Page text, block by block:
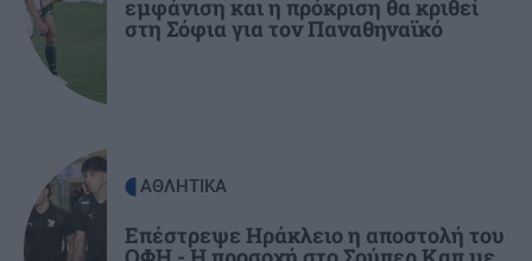
22:10
ΑΘΛΗΤΙΚΑ
Ανατροπή με Γιάννη Αντετοκούνμπο στην
Εθνική ομάδα μπάσκετ
GOSSIP - LIFESTYLE
Το σόι σου: Τι αλλάζει τη νέα σεζόν;
εμφάνιση και η πρόκριση θα κριθεί
στη Σόφια για τον Παναθηναϊκό
ΑΘΛΗΤΙΚΑ
Επέστρεψε Ηράκλειο η αποστολή του